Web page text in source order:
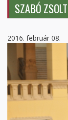
SZABÓ ZSOLT
2016. február 08.